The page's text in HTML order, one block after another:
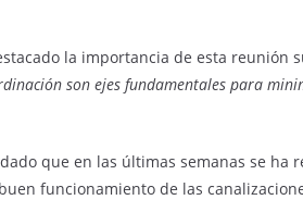
la importancia de esta reunión
son ejes fundamentales para
que en las últimas semanas se ha
funcionamiento de las